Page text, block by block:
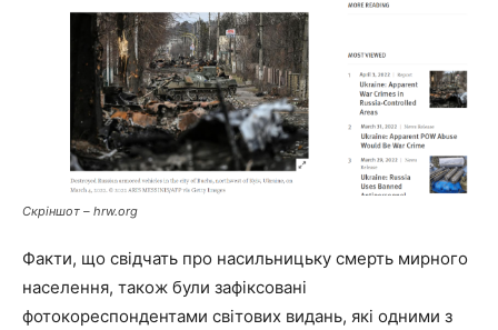
Скріншот – hrw.org
Факти, що свідчать про насильницьку смерть мирного
населення, також були зафіксовані
фотокореспондентами світових видань, які одними з